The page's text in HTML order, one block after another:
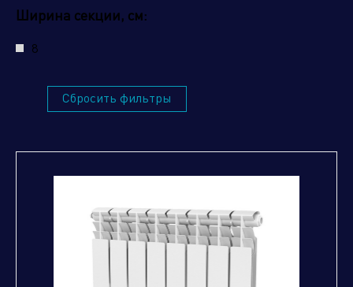
Отправить заявку
Ширина секции, см:
8
Сбросить фильтры